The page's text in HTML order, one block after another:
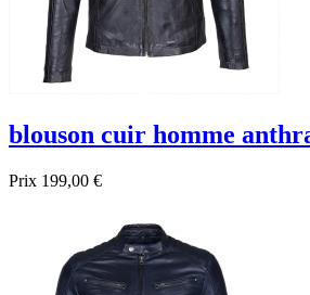
blouson cuir homme
Prix 199,00 €